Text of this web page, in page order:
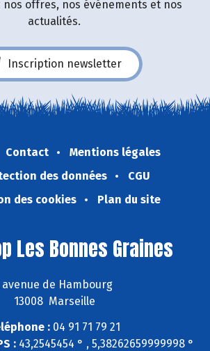
nos offres, nos événements et nos
actualités.
Inscription newsletter
Contact
Mentions légales
des données
CGU
des cookies
Plan du site
Les Bonnes Graines
avenue de Hambourg
13008 Marseille
: 04 91 71 79 21
: 43,2545454 ° , 5,38262659999998 °